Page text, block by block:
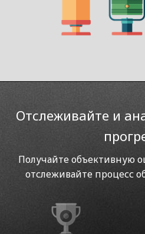
Отслеживайте и
Получайте объективную
отслеживайте процесс